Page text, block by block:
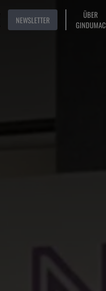
NEWSLETTER
ÜBER
GINDUMAC